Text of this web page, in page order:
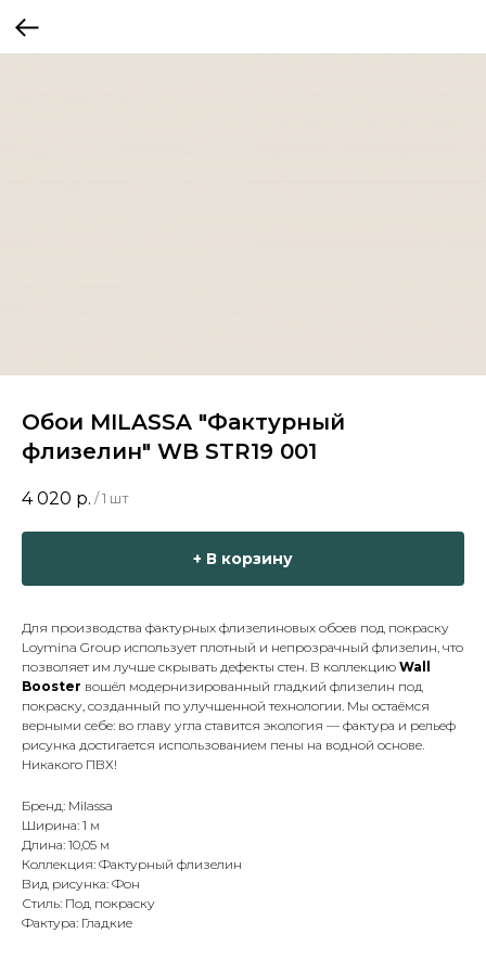
Обои MILASSA "Фактурный
флизелин" WB STR19 001
4 020 р. / 1 шт
+ В корзину
Для производства фактурных флизелиновых обоев под покраску
Loymina Group использует плотный и непрозрачный флизелин, что
позволяет им лучше скрывать дефекты стен. В коллекцию Wall
Booster вошёл модернизированный гладкий флизелин под
покраску, созданный по улучшенной технологии. Мы остаёмся
верными себе: во главу угла ставится экология — фактура и рельеф
рисунка достигается использованием пены на водной основе.
Никакого ПВХ!
Бренд: Milassa
Ширина: 1 м
Длина: 10,05 м
Коллекция: Фактурный флизелин
Вид рисунка: Фон
Стиль: Под покраску
Фактура: Гладкие